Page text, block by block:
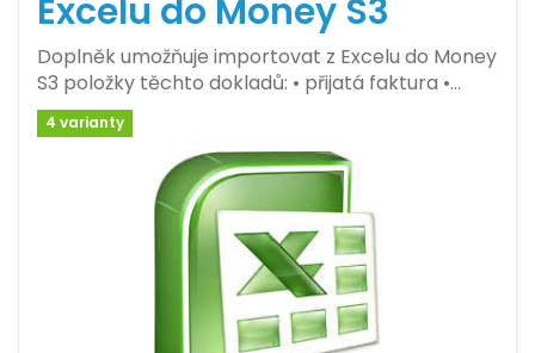
Excelu do Money S3
Doplněk umožňuje importovat z Excelu do Money
S3 položky těchto dokladů: • přijatá faktura •…
4 varianty